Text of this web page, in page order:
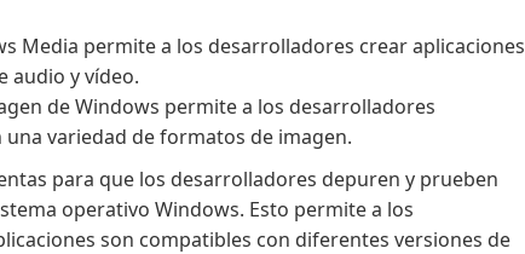
Media permite a los desarrolladores crear aplicaciones
audio y vídeo.
de Windows permite a los desarrolladores
variedad de formatos de imagen.
para que los desarrolladores depuren y prueben
operativo Windows. Esto permite a los
son compatibles con diferentes versiones de